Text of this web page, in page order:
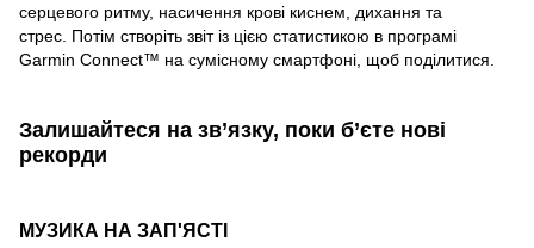
серцевого ритму, насичення крові киснем, дихання та
стрес. Потім створіть звіт із цією статистикою в програмі
Garmin Connect™ на сумісному смартфоні, щоб поділитися.
Залишайтеся на зв’язку, поки б’єте нові
рекорди
МУЗИКА НА ЗАП'ЯСТІ